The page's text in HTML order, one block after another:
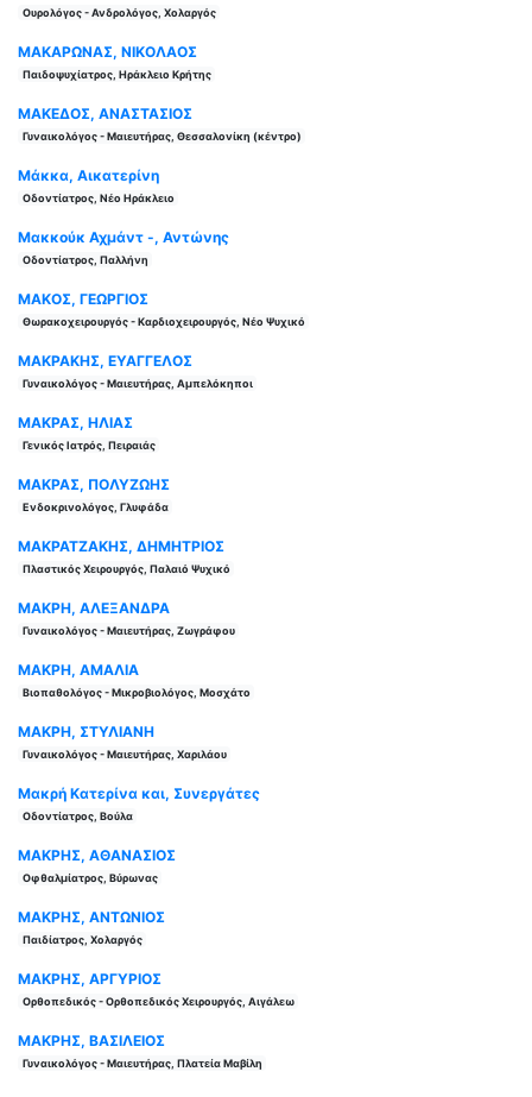
Ουρολόγος - Ανδρολόγος, Χολαργός
ΜΑΚΑΡΩΝΑΣ, ΝΙΚΟΛΑΟΣ
Παιδοψυχίατρος, Ηράκλειο Κρήτης
ΜΑΚΕΔΟΣ, ΑΝΑΣΤΑΣΙΟΣ
Γυναικολόγος - Μαιευτήρας, Θεσσαλονίκη (κέντρο)
Μάκκα, Αικατερίνη
Οδοντίατρος, Νέο Ηράκλειο
Μακκούκ Αχμάντ -, Αντώνης
Οδοντίατρος, Παλλήνη
ΜΑΚΟΣ, ΓΕΩΡΓΙΟΣ
Θωρακοχειρουργός - Καρδιοχειρουργός, Νέο Ψυχικό
ΜΑΚΡΑΚΗΣ, ΕΥΑΓΓΕΛΟΣ
Γυναικολόγος - Μαιευτήρας, Αμπελόκηποι
ΜΑΚΡΑΣ, ΗΛΙΑΣ
Γενικός Ιατρός, Πειραιάς
ΜΑΚΡΑΣ, ΠΟΛΥΖΩΗΣ
Ενδοκρινολόγος, Γλυφάδα
ΜΑΚΡΑΤΖΑΚΗΣ, ΔΗΜΗΤΡΙΟΣ
Πλαστικός Χειρουργός, Παλαιό Ψυχικό
ΜΑΚΡΗ, ΑΛΕΞΑΝΔΡΑ
Γυναικολόγος - Μαιευτήρας, Ζωγράφου
ΜΑΚΡΗ, ΑΜΑΛΙΑ
Βιοπαθολόγος - Μικροβιολόγος, Μοσχάτο
ΜΑΚΡΗ, ΣΤΥΛΙΑΝΗ
Γυναικολόγος - Μαιευτήρας, Χαριλάου
Μακρή Κατερίνα και, Συνεργάτες
Οδοντίατρος, Βούλα
ΜΑΚΡΗΣ, ΑΘΑΝΑΣΙΟΣ
Οφθαλμίατρος, Βύρωνας
ΜΑΚΡΗΣ, ΑΝΤΩΝΙΟΣ
Παιδίατρος, Χολαργός
ΜΑΚΡΗΣ, ΑΡΓΥΡΙΟΣ
Ορθοπεδικός - Ορθοπεδικός Χειρουργός, Αιγάλεω
ΜΑΚΡΗΣ, ΒΑΣΙΛΕΙΟΣ
Γυναικολόγος - Μαιευτήρας, Πλατεία Μαβίλη